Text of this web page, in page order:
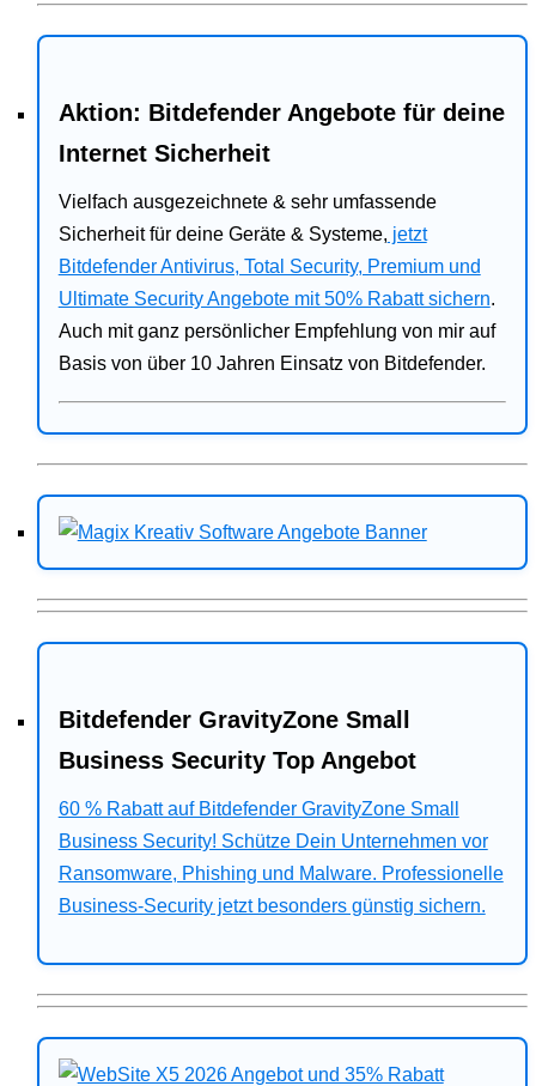
Aktion: Bitdefender Angebote für deine
Internet Sicherheit
Vielfach ausgezeichnete & sehr umfassende
Sicherheit für deine Geräte & Systeme, jetzt
Bitdefender Antivirus, Total Security, Premium und
Ultimate Security Angebote mit 50% Rabatt sichern.
Auch mit ganz persönlicher Empfehlung von mir auf
Basis von über 10 Jahren Einsatz von Bitdefender.
Bitdefender GravityZone Small
Business Security Top Angebot
60 % Rabatt auf Bitdefender GravityZone Small
Business Security! Schütze Dein Unternehmen vor
Ransomware, Phishing und Malware. Professionelle
Business-Security jetzt besonders günstig sichern.